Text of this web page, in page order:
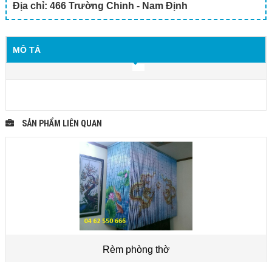
Địa chỉ: 466 Trường Chinh - Nam Định
MÔ TẢ
SẢN PHẨM LIÊN QUAN
Rèm phòng thờ